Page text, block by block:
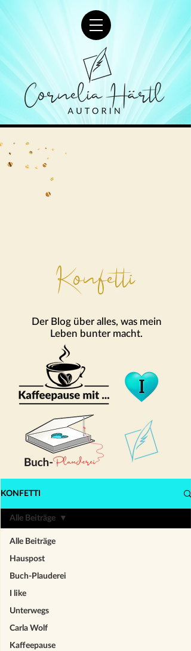
Konfetti
Der Blog über alles, was mein
Leben bunter macht.
KONFETTI
Alle Beiträge
Hauspost
Buch-Plauderei
I like
Unterwegs
Carla Wolf
Kaffeepause
Alle Beiträge